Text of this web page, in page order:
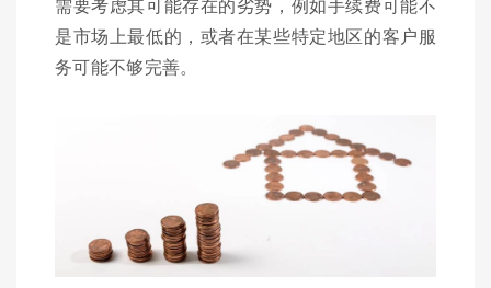
是市场上最低的，或者在某些特定地区的客户服
务可能不够完善。